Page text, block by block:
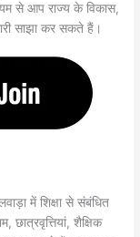
से आप राज्य के विकास,
साझा कर सकते हैं।
में शिक्षा से संबंधित
छात्रवृत्तियां, शैक्षिक